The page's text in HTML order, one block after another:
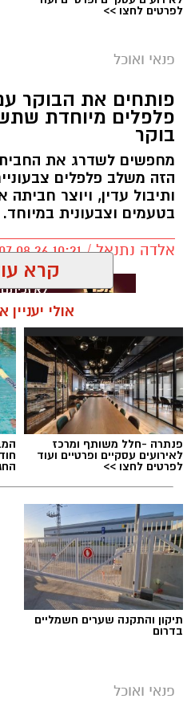
לפרטים לחצו >>
פנאי ואוכל
פותחים את הבוקר
פלפלים מיוחדת
בוקר
מחפשים לשדרג את
הזה משלב פלפלים
ותיבול עדין, ויוצר חביתה
בטעמים וצבעונית במיוחד.
אלדה נתנאל / 10:21 07.08.26
תגים:חביתת ירק
מצרכים (ל-2 מנות)
קרא
אולי יעניין
פנתרה -חלל משותף ומרכז
לאירועים עסקיים ופרטיים ועוד
לפרטים לחצו >>
תיקון והתקנה שערים חשמליים
בדרום
פנאי ואוכל